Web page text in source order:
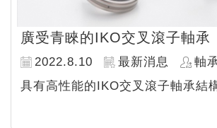
廣受青睞的IKO交叉滾子軸承
2022.8.10 最新消息
軸
具有高性能的IKO交叉滾子軸承結